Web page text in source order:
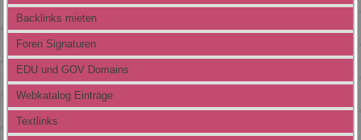
Backlinks mieten
Foren Signaturen
EDU und GOV Domains
Webkatalog Einträge
Textlinks